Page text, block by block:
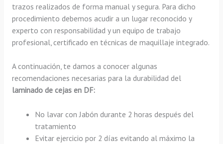
trazos realizados de forma manual y segura. Para dicho
procedimiento debemos acudir a un lugar reconocido y
experto con responsabilidad y un equipo de trabajo
profesional, certificado en técnicas de maquillaje integrado.
A continuación, te damos a conocer algunas
recomendaciones necesarias para la durabilidad del
laminado de cejas en DF:
No lavar con Jabón durante 2 horas después del
tratamiento
Evitar ejercicio por 2 días evitando al máximo la